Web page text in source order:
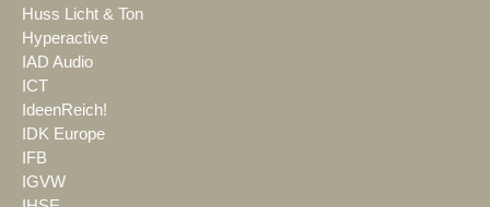
Huss Licht & Ton
Hyperactive
IAD Audio
ICT
IdeenReich!
IDK Europe
IFB
IGVW